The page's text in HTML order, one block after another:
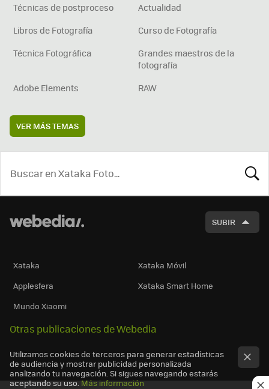
Técnicas de postproceso
Actualidad
Libros de Fotografía
Curso de Fotografía
Técnica Fotográfica
Grandes maestros de la
fotografía
Adobe Elements
RAW
VER MÁS TEMAS
SUBIR
Xataka
Xataka Móvil
Applesfera
Xataka Smart Home
Mundo Xiaomi
Otras publicaciones de Webedia
Utilizamos cookies de terceros para generar estadísticas
de audiencia y mostrar publicidad personalizada
analizando tu navegación. Si sigues navegando estarás
aceptando su uso. Más información